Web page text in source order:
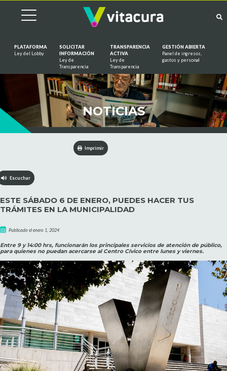
PLATAFORMA
Ley del Lobby
SOLICITAR
INFORMACIÓN
Ley de
Transparencia
TRANSPARENCIA
ACTIVA
Ley de
Transparencia
GESTIÓN ABIERTA
Panel de ingresos,
gastos y personal
NOTICIAS
Imprimir
Escuchar
ESTE SÁBADO 6 DE ENERO, PUEDES HACER TUS
TRÁMITES EN LA MUNICIPALIDAD
Publicado el enero 1, 2024
Entre 9 y 14:00 hrs, funcionarán los principales servicios de atención de público,
para quienes no puedan acercarse al Centro Cívico entre lunes y viernes.